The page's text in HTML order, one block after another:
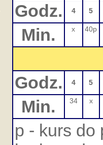
Godz. 4 5
Min. x 40p
Godz. 4 5
Min. 34 x
p - kurs do